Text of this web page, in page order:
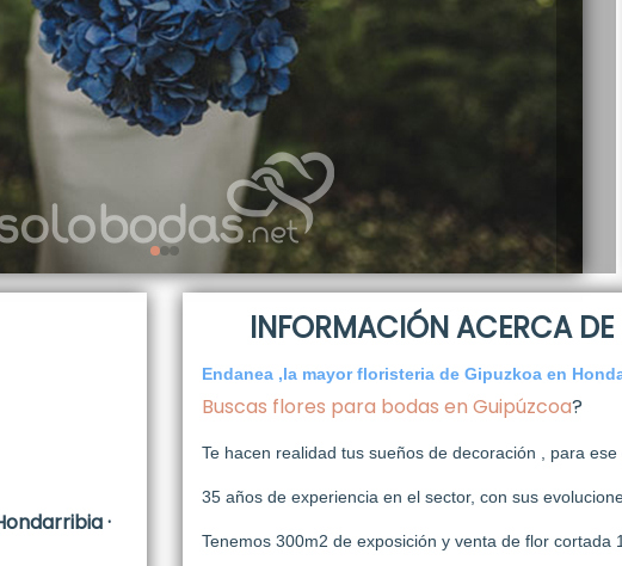
·
INFORMACIÓN ACERCA DE
Endanea ,la mayor floristeria de Gipuzkoa en
Buscas flores para bodas en Guipúzcoa?
Te hacen realidad tus sueños de decoración , para ese
35 años de experiencia en el sector, con sus
Tenemos 300m2 de exposición y venta de flor